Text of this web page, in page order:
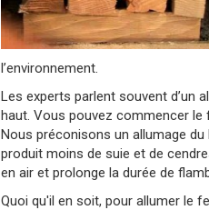
l’environnement.
Les experts parlent souvent d’un
haut. Vous pouvez commencer le
Nous préconisons un allumage
produit moins de suie et de
en air et prolonge la durée de
Quoi qu'il en soit, pour allumer le